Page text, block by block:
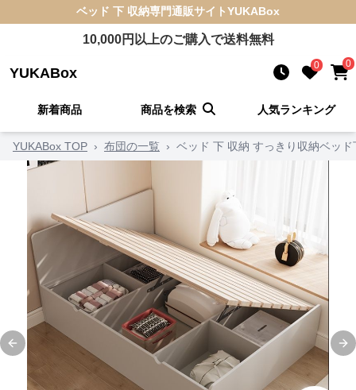
ベッド 下 収納専門通販サイトYUKABox
10,000円以上のご購入で送料無料
YUKABox 0 0
新着商品 商品を検索 人気ランキング
YUKABox TOP › 布団の一覧 › ベッド 下 収納 すっきり収納ベッ
Previous slide